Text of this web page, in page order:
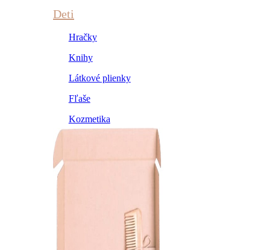
Deti
Hračky
Knihy
Látkové plienky
Fľaše
Kozmetika